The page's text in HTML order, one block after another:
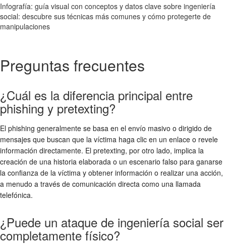
Infografía: guía visual con conceptos y datos clave sobre ingeniería
social: descubre sus técnicas más comunes y cómo protegerte de
manipulaciones
Preguntas frecuentes
¿Cuál es la diferencia principal entre
phishing y pretexting?
El phishing generalmente se basa en el envío masivo o dirigido de
mensajes que buscan que la víctima haga clic en un enlace o revele
información directamente. El pretexting, por otro lado, implica la
creación de una historia elaborada o un escenario falso para ganarse
la confianza de la víctima y obtener información o realizar una acción,
a menudo a través de comunicación directa como una llamada
telefónica.
¿Puede un ataque de ingeniería social ser
completamente físico?